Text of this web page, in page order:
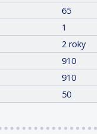
65
1
2 roky
910
910
50